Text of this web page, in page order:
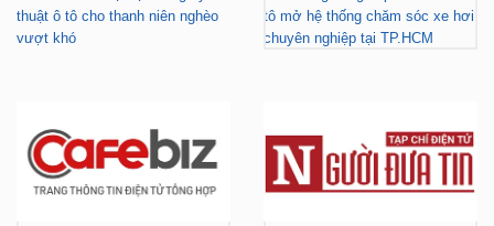
thuật ô tô cho thanh niên nghèo
vượt khó
tô mở hệ thống chăm sóc xe hơi
chuyên nghiệp tại TP.HCM